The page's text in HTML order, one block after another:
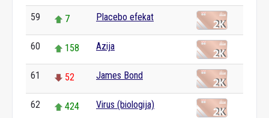
59 7 Placebo efekat
60 158 Azija
61 52 James Bond
62 424 Virus (biologija)